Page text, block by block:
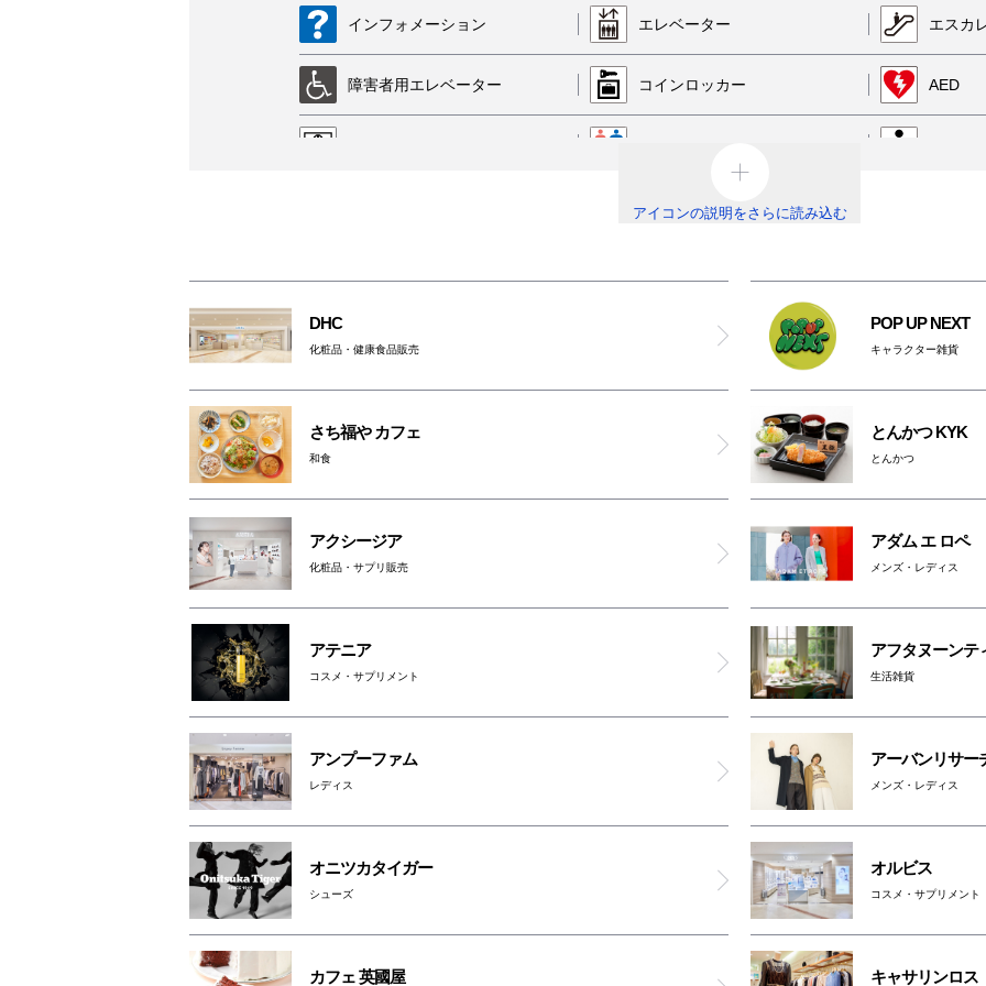
＆(按頭)
ケユカ
パンドラ
コクレ
ファミリア
リサマリ
ジュエジュエ
リラク
ミナミ占いセンター
ドクターマーチン
アンプーファム
シュガーソルト
アテニア
インフォメーション エレベーター エスカ
障害者用エレベーター コインロッカー AED
ベビールーム
免税カウンター
ベビー
レンタ
アイコンの説明をさらに読み込む
DHC
化粧品・健康食品販売
POP UP NEXT
キャラクター雑貨
さち福や カフェ
和食
とんかつ KYK
とんかつ
アクシージア
化粧品・サプリ販売
アダム エ ロペ
メンズ・レディス
アテニア
コスメ・サプリメント
アフタヌーンテ
生活雑貨
アンプーファム
レディス
アーバンリサー
メンズ・レディス
オニツカタイガー
シューズ
オルビス
コスメ・サプリメント
カフェ 英國屋 キャサリンロス